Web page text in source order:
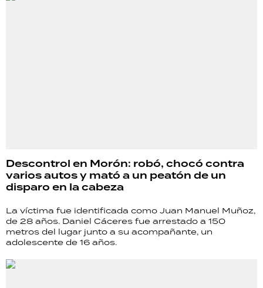
Descontrol en Morón: robó, chocó contra
varios autos y mató a un peatón de un
disparo en la cabeza
La víctima fue identificada como Juan Manuel Muñoz,
de 28 años. Daniel Cáceres fue arrestado a 150
metros del lugar junto a su acompañante, un
adolescente de 16 años.